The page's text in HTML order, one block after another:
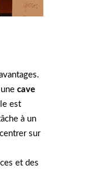
cave
est
à un
sur
et des